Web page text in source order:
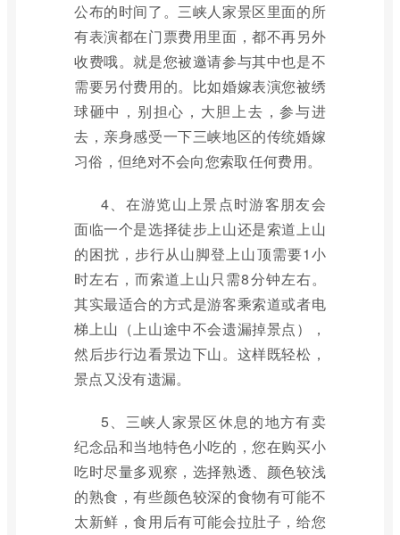
公布的时间了。三峡人家景区里面的所
有表演都在门票费用里面，都不再另外
收费哦。就是您被邀请参与其中也是不
需要另付费用的。比如婚嫁表演您被绣
球砸中，别担心，大胆上去，参与进
去，亲身感受一下三峡地区的传统婚嫁
习俗，但绝对不会向您索取任何费用。
4、在游览山上景点时游客朋友会
面临一个是选择徒步上山还是索道上山
的困扰，步行从山脚登上山顶需要1小
时左右，而索道上山只需8分钟左右。
其实最适合的方式是游客乘索道或者电
梯上山（上山途中不会遗漏掉景点），
然后步行边看景边下山。这样既轻松，
景点又没有遗漏。
5、三峡人家景区休息的地方有卖
纪念品和当地特色小吃的，您在购买小
吃时尽量多观察，选择熟透、颜色较浅
的熟食，有些颜色较深的食物有可能不
太新鲜，食用后有可能会拉肚子，给您